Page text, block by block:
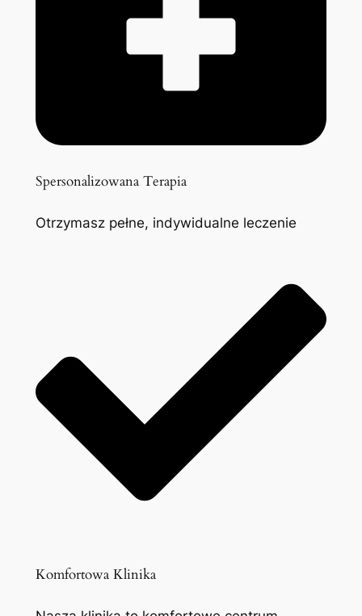
Spersonalizowana Terapia
Otrzymasz pełne, indywidualne leczenie
Komfortowa Klinika